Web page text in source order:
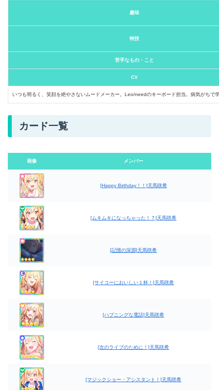
趣味
特技
苦手なもの・こと
CV
いつも明るく、笑顔を絶やさないムードメーカー。Leo/needのキーボード担当。病気がち
カード一覧
画像 メンバー
[Happy Birthday！！]天馬咲希
[ムキムキになっちゃった！？]天馬咲希
[記憶の深淵]天馬咲希
[サイコーにおいしい１杯！]天馬咲希
[ハプニングな電話]天馬咲希
[次のライブのために！]天馬咲希
[マジックショー・アシスタント！]天馬咲希